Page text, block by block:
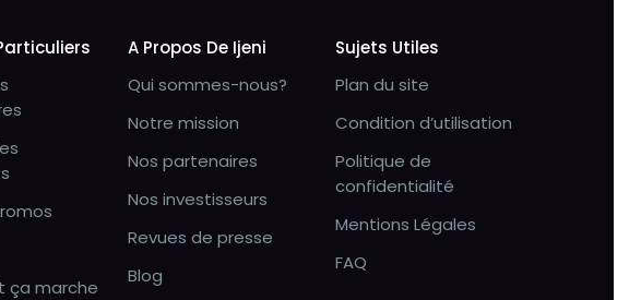
ça marche
A Propos De Ijeni
Qui sommes-nous?
Notre mission
Nos partenaires
Nos investisseurs
Revues de presse
Blog
Sujets Utiles
Plan du site
Condition d’utilisation
Politique de
confidentialité
Mentions Légales
FAQ